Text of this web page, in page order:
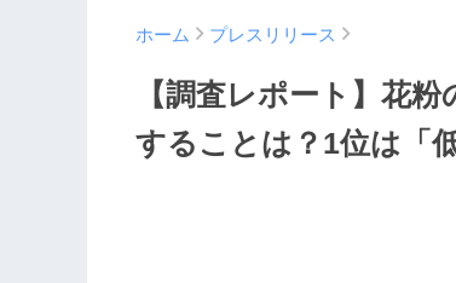
ホーム プレスリリース
【調査レポート】花
することは？1位は「